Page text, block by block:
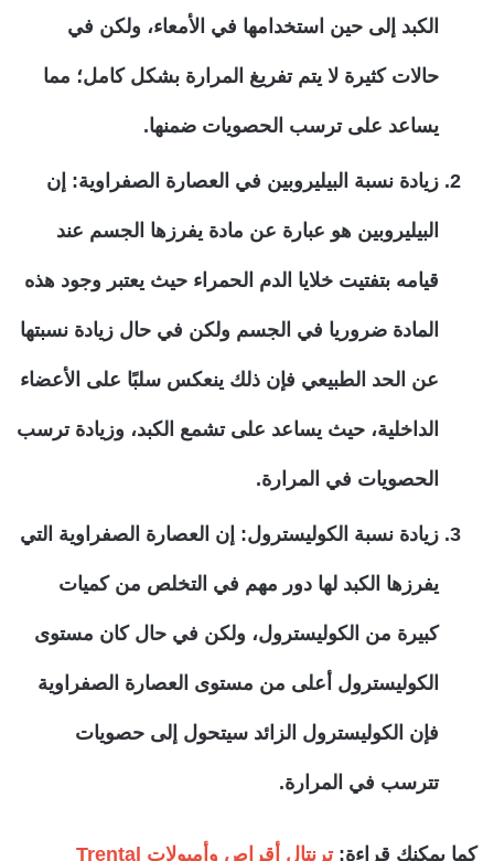
الكبد إلى حين استخدامها في الأمعاء، ولكن في
حالات كثيرة لا يتم تفريغ المرارة بشكل كامل؛ مما
يساعد على ترسب الحصويات ضمنها.
زيادة نسبة البيليروبين في العصارة الصفراوية: إن
البيليروبين هو عبارة عن مادة يفرزها الجسم عند
قيامه بتفتيت خلايا الدم الحمراء حيث يعتبر وجود هذه
المادة ضروريا في الجسم ولكن في حال زيادة نسبتها
عن الحد الطبيعي فإن ذلك ينعكس سلبًا على الأعضاء
الداخلية، حيث يساعد على تشمع الكبد، وزيادة ترسب
الحصويات في المرارة.
زيادة نسبة الكوليسترول: إن العصارة الصفراوية التي
يفرزها الكبد لها دور مهم في التخلص من كميات
كبيرة من الكوليسترول، ولكن في حال كان مستوى
الكوليسترول أعلى من مستوى العصارة الصفراوية
فإن الكوليسترول الزائد سيتحول إلى حصويات
تترسب في المرارة.
كما يمكنك قراءة: ترنتال أقراص وأمبولات Trental